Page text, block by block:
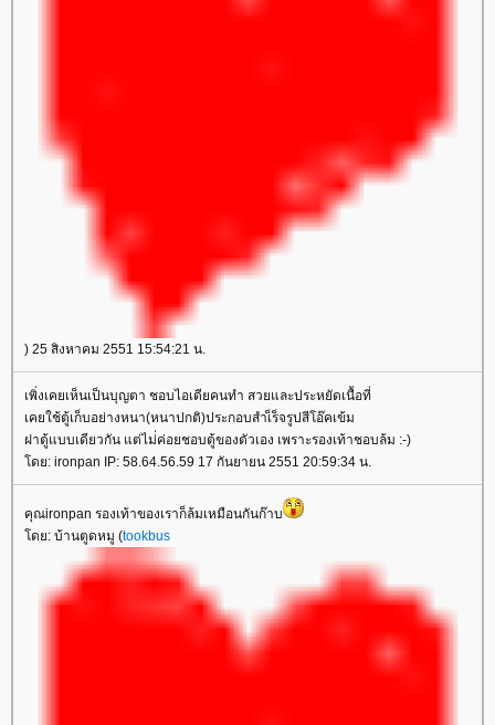
) 25 สิงหาคม 2551 15:54:21 น.
เพิ่งเคยเห็นเป็นบุญตา ชอบไอเดียคนทำ สวยและประหยัดเนื้อที่
เคยใช้ตู้เก็บอย่างหนา(หนาปกติ)ประกอบสำเ็ร็จรูปสีโอ๊คเข้ม
ฝาตู้แบบเดียวกัน แต่ไม่่ค่อยชอบตู้ของตัวเอง เพราะรองเท้าชอบล้ม :-)
ดย: ironpan IP: 58.64.56.59 17 กันยายน 2551 20:59:34 น.
คุณironpan รองเท้าของเราก็ล้มเหมือนกันก๊าบ
ดย: บ้านตูดหมู (tookbus